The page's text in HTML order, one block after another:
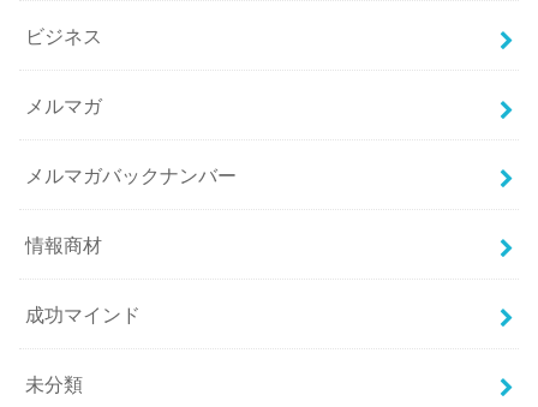
ビジネス
メルマガ
メルマガバックナンバー
情報商材
成功マインド
未分類